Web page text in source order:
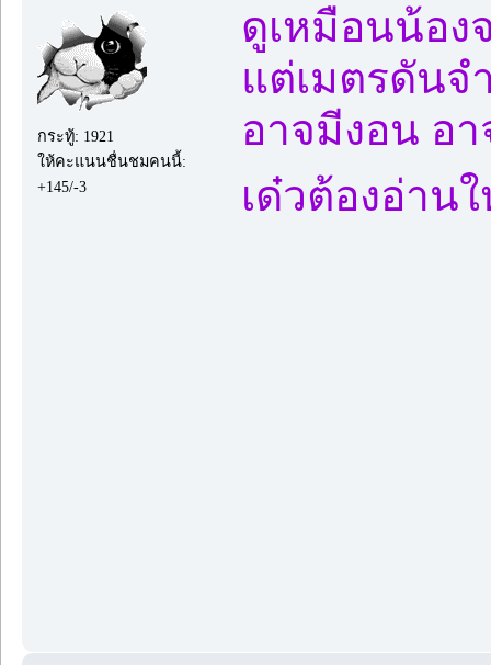
กระทู้: 1921
ให้คะแนนชื่นชมคนนี้:
+145/-3
ดูเหมือนน้อง
แต่เมตรดันจ
อาจมีงอน อ
เด๋วต้องอ่าน